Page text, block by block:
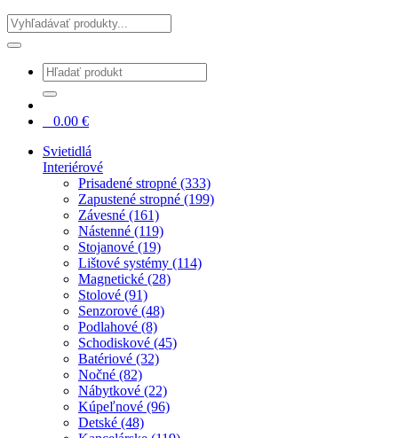
Hladať
0.00 €
Svietidlá
Interiérové
Prisadené stropné (333)
Zapustené stropné (199)
Závesné (161)
Nástenné (119)
Stojanové (19)
Lištové systémy (114)
Magnetické (28)
Stolové (91)
Senzorové (48)
Podlahové (8)
Schodiskové (45)
Batériové (32)
Nočné (82)
Nábytkové (22)
Kúpeľnové (96)
Detské (48)